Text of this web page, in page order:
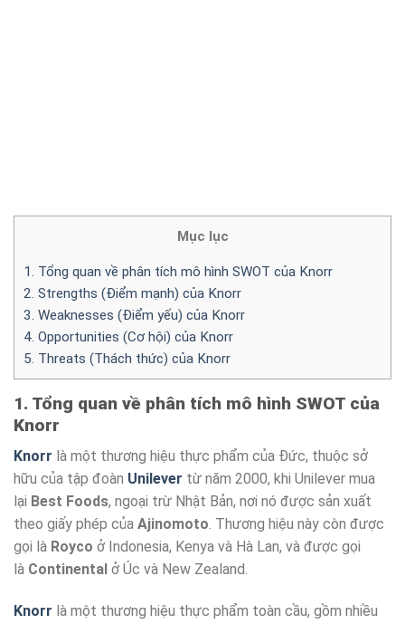
Mục lục
1. Tổng quan về phân tích mô hình SWOT của Knorr
2. Strengths (Điểm mạnh) của Knorr
3. Weaknesses (Điểm yếu) của Knorr
4. Opportunities (Cơ hội) của Knorr
5. Threats (Thách thức) của Knorr
1. Tổng quan về phân tích mô hình SWOT của
Knorr
Knorr là một thương hiệu thực phẩm của Đức, thuộc sở
hữu của tập đoàn Unilever từ năm 2000, khi Unilever mua
lại Best Foods, ngoại trừ Nhật Bản, nơi nó được sản xuất
theo giấy phép của Ajinomoto. Thương hiệu này còn được
gọi là Royco ở Indonesia, Kenya và Hà Lan, và được gọi
là Continental ở Úc và New Zealand.
Knorr là một thương hiệu thực phẩm toàn cầu, gồm nhiều